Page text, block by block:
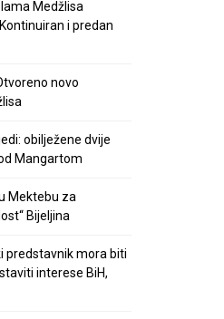
Medžlisa
i predan
novo
obilježene dvije
Mangartom
Mektebu za
Bijeljina
predstavnik mora biti
interese BiH,